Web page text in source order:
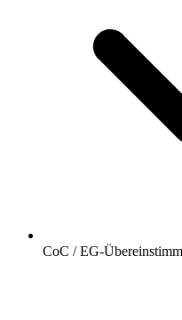
CoC / EG-